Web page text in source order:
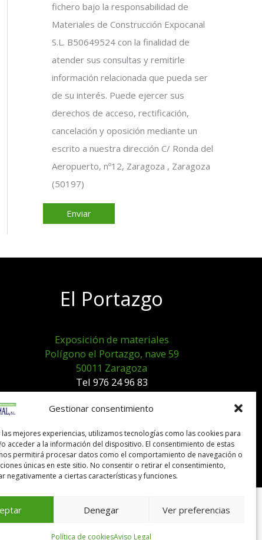
Gestionar consentimiento
mejores experiencias, utilizamos tecnologías como las cookies para
acceder a la información del dispositivo. El consentimiento de estas
permitirá procesar datos como el comportamiento de navegación o
únicas en este sitio. No consentir o retirar el consentimiento,
negativamente a ciertas características y funciones.
Denegar Ver preferencias
Política de cookiesAviso Legal
fichero bajo la responsabilidad de
Materiales de Construcción Expocanal
S.L. B50649524 con la finalidad de
atender sus consultas y remitirle
información relacionada que pueda ser
de su interés. Puede ejercer sus
derechos de acceso, rectificación,
cancelación y oposición mediante un
escrito a nuestra dirección C/ Ronda del
Aeropuerto, nº12, Zaragoza , Zaragoza
(50197)
El Portazgo
Exposición de materiales
Polígono el Portazgo, nave 59
50011 Zaragoza
Tel 976 24 96 83
exposicion@expocanal.es
Aviso Legal
Política de cookies